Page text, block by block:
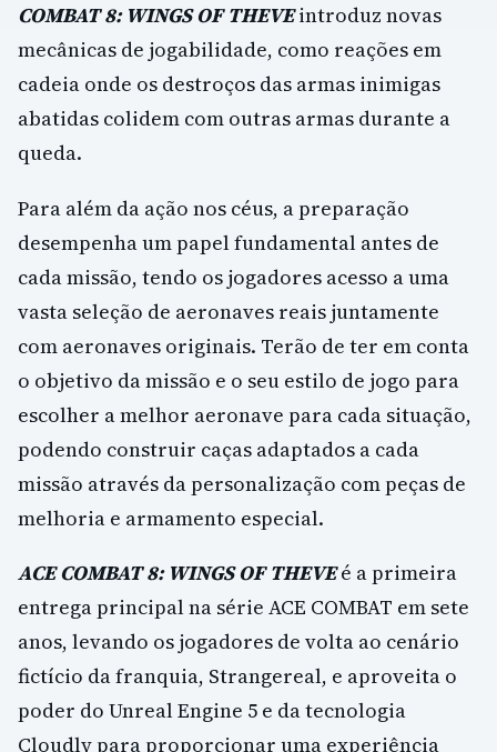
COMBAT 8: WINGS OF THEVEintroduz novas
mecânicas de jogabilidade, como reações em
cadeia onde os destroços das armas inimigas
abatidas colidem com outras armas durante a
queda.
Para além da ação nos céus, a preparação
desempenha um papel fundamental antes de
cada missão, tendo os jogadores acesso a uma
vasta seleção de aeronaves reais juntamente
com aeronaves originais. Terão de ter em conta
o objetivo da missão e o seu estilo de jogo para
escolher a melhor aeronave para cada situação,
podendo construir caças adaptados a cada
missão através da personalização com peças de
melhoria e armamento especial.
ACE COMBAT 8: WINGS OF THEVEé a primeira
entrega principal na série ACE COMBAT em sete
anos, levando os jogadores de volta ao cenário
fictício da franquia, Strangereal, e aproveita o
poder do Unreal Engine 5 e da tecnologia
Cloudly para proporcionar uma experiência